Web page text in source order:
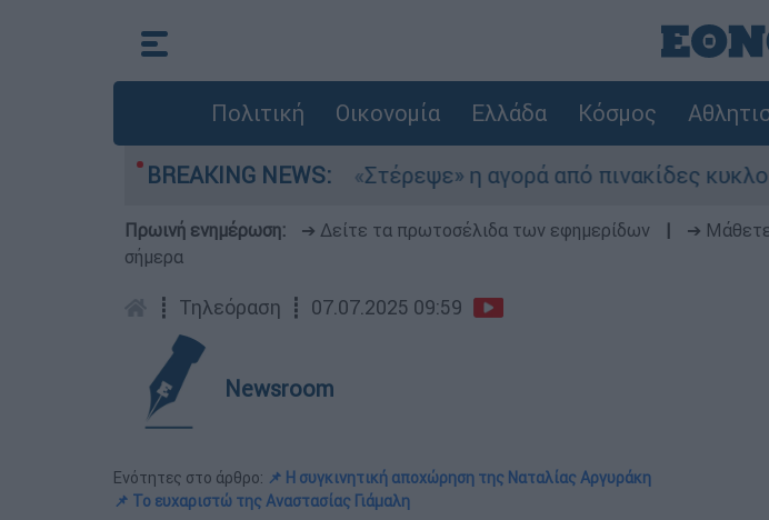
Πολιτική Οικονομία Ελλάδα Κόσμος
BREAKING NEWS:
στο Αιγαίο «Στέρεψε» η αγορά από πινακίδες κυκλοφορίας:
Πρωινή ενημέρωση: ➔ Δείτε τα πρωτοσέλιδα των εφημερίδων ➔ Μάθετε
σήμερα
┋ Τηλεόραση ┋ 07.07.2025 09:59
Newsroom
Ενότητες στο άρθρο: 📌 Η συγκινητική αποχώρηση της Ναταλίας Αργυράκη
📌 Το ευχαριστώ της Αναστασίας Γιάμαλη